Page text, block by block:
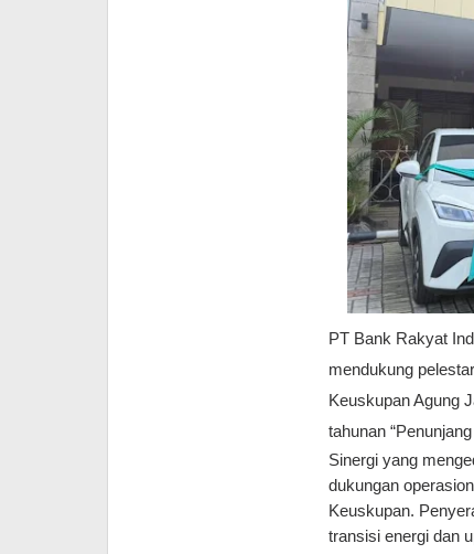
PT Bank Rakyat
mendukung
Keuskupan Agung
tahunan
Sinergi yang
dukungan
Keuskupan.
transisi energi dan